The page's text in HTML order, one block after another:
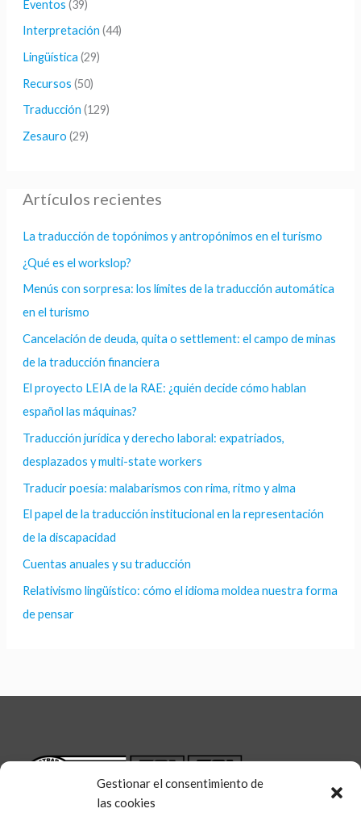
Gestionar el consentimiento de
las cookies
rEventos (39)
Interpretación (44)
Lingüística (29)
Recursos (50)
Traducción (129)
Zesauro (29)
Artículos recientes
La traducción de topónimos y antropónimos en el turismo
¿Qué es el workslop?
Menús con sorpresa: los límites de la traducción automática
en el turismo
Cancelación de deuda, quita o settlement: el campo de minas
de la traducción financiera
El proyecto LEIA de la RAE: ¿quién decide cómo hablan
español las máquinas?
Traducción jurídica y derecho laboral: expatriados,
desplazados y multi-state workers
Traducir poesía: malabarismos con rima, ritmo y alma
El papel de la traducción institucional en la representación
de la discapacidad
Cuentas anuales y su traducción
Relativismo lingüístico: cómo el idioma moldea nuestra forma
de pensar